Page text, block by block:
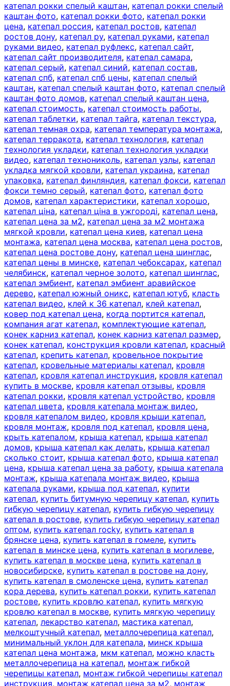
катепал рокки спелый каштан, катепал рокки спелый
каштан фото, катепал рокки фото, катепал рокки
цена, катепал россия, катепал ростов, катепал
ростов дону, катепал ру, катепал руками, катепал
руками видео, катепал руфлекс, катепал сайт,
катепал сайт производителя, катепал самара,
катепал серый, катепал синий, катепал состав,
катепал спб, катепал спб цены, катепал спелый
каштан, катепал спелый каштан фото, катепал спелый
каштан фото домов, катепал спелый каштан цена,
катепал стоимость, катепал стоимость работы,
катепал таблетки, катепал тайга, катепал текстура,
катепал темная охра, катепал температура монтажа,
катепал терракота, катепал технология, катепал
технология укладки, катепал технология укладки
видео, катепал технониколь, катепал узлы, катепал
укладка мягкой кровли, катепал украина, катепал
упаковка, катепал финляндия, катепал фокси, катепал
фокси темно серый, катепал фото, катепал фото
домов, катепал характеристики, катепал хорошо,
катепал ціна, катепал ціна в ужгороді, катепал цена,
катепал цена за м2, катепал цена за м2 монтажа
мягкой кровли, катепал цена киев, катепал цена
монтажа, катепал цена москва, катепал цена ростов,
катепал цена ростове дону, катепал цена шинглас,
катепал цены в минске, катепал чебоксарах, катепал
челябинск, катепал черное золото, катепал шинглас,
катепал эмбиент, катепал эмбиент аравийское
дерево, катепал южный оникс, катепал ютуб, класть
катепал видео, клей к 36 катепал, клей катепал,
ковер под катепал цена, когда портится катепал,
компания агат катепал, комплектующие катепал,
конек карниз катепал, конек карниз катепал размер,
конек катепал, конструкция кровли катепал, красный
катепал, крепить катепал, кровельное покрытие
катепал, кровельные материалы катепал, кровля
катепал, кровля катепал инструкция, кровля катепал
купить в москве, кровля катепал отзывы, кровля
катепал рокки, кровля катепал устройство, кровля
катепал цвета, кровля катепала монтаж видео,
кровля катепалом видео, кровля крыши катепал,
кровля монтаж, кровля под катепал, кровля цена,
крыть катепалом, крыша катепал, крыша катепал
домов, крыша катепал как делать, крыша катепал
сколько стоит, крыша катепал фото, крыша катепал
цена, крыша катепал цена за работу, крыша катепала
монтаж, крыша катепала монтаж видео, крыша
катепала руками, крыша под катепал, купити
катепал, купить битумную черепицу катепал, купить
гибкую черепицу катепал, купить гибкую черепицу
катепал в ростове, купить гибкую черепицу катепал
оптом, купить катепал rocky, купить катепал в
брянске цена, купить катепал в гомеле, купить
катепал в минске цена, купить катепал в могилеве,
купить катепал в москве цена, купить катепал в
новосибирске, купить катепал в ростове на дону,
купить катепал в смоленске цена, купить катепал
кора дерева, купить катепал рокки, купить катепал
ростове, купить кровлю катепал, купить мягкую
кровлю катепал в москве, купить мягкую черепицу
катепал, лекарство катепал, мастика катепал,
мелкоштучный катепал, металлочерепица катепал,
минимальный уклон для катепала, минск крыша
катепал цена монтажа, мкм катепал, можно класть
металлочерепица на катепал, монтаж гибкой
черепицы катепал, монтаж гибкой черепицы катепал
инструкция, монтаж катепал цена за м2, монтаж